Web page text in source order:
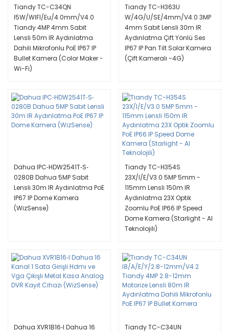
Tiandy TC-C34QN
I5W/WIFI/Eu/4.0mm/V4.0
Tiandy 4MP 4mm Sabit
Lensli 50m IR Aydınlatma
Dahili Mikrofonlu PoE IP67 IP
Bullet Kamera (Color Maker -
Wi-Fi)
Tiandy TC-H363U
W/4G/U/SE/4mm/V4.0 3MP
4mm Sabit Lensli 30m IR
Aydınlatma Çift Yönlü Ses
IP67 IP Pan Tilt Solar Kamera
(Çift Kameralı -4G)
Dahua IPC‐HDW2541T‐S‐
0280B Dahua 5MP Sabit
Lensli 30m IR Aydınlatma PoE
IP67 IP Dome Kamera
(WizSense)
Tiandy TC-H354S
23X/I/E/V3.0 5MP 5mm -
115mm Lensli 150m IR
Aydınlatma 23X Optik
Zoomlu PoE IP66 IP Speed
Dome Kamera (Starlight - AI
Teknolojili)
Dahua XVR1B16‐I Dahua 16
Tiandy TC-C34UN